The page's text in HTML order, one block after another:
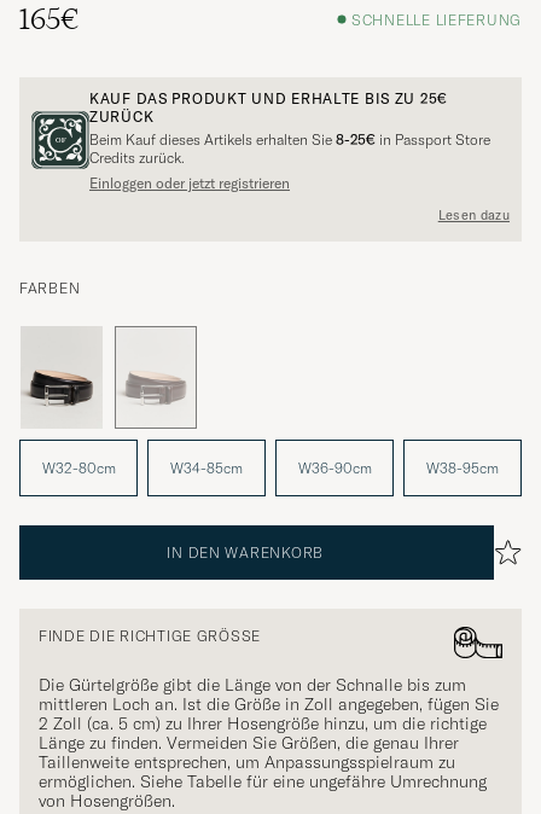
165€
SCHNELLE LIEFERUNG
KAUF DAS PRODUKT UND ERHALTE BIS ZU 25€
ZURÜCK
Beim Kauf dieses Artikels erhalten Sie 8-25€ in Passport Store
Credits zurück.
Einloggen oder jetzt registrieren
Lesen dazu
FARBEN
W32-80cm W34-85cm W36-90cm W38-95cm
IN DEN WARENKORB
FINDE DIE RICHTIGE GRÖSSE
Die Gürtelgröße gibt die Länge von der Schnalle bis zum
mittleren Loch an. Ist die Größe in Zoll angegeben, fügen Sie
2 Zoll (ca. 5 cm) zu Ihrer Hosengröße hinzu, um die richtige
Länge zu finden. Vermeiden Sie Größen, die genau Ihrer
Taillenweite entsprechen, um Anpassungsspielraum zu
ermöglichen. Siehe Tabelle für eine ungefähre Umrechnung
von Hosengrößen.